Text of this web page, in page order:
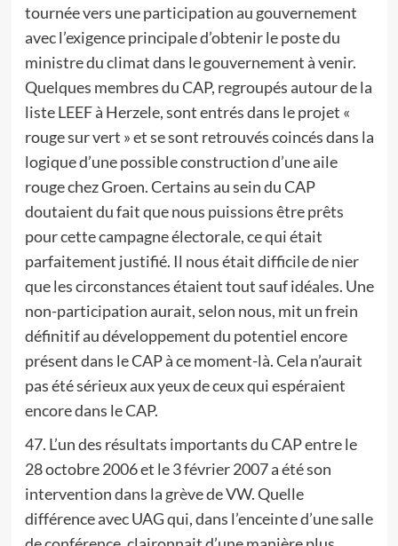
tournée vers une participation au gouvernement
avec l’exigence principale d’obtenir le poste du
ministre du climat dans le gouvernement à venir.
Quelques membres du CAP, regroupés autour de la
liste LEEF à Herzele, sont entrés dans le projet «
rouge sur vert » et se sont retrouvés coincés dans la
logique d’une possible construction d’une aile
rouge chez Groen. Certains au sein du CAP
doutaient du fait que nous puissions être prêts
pour cette campagne électorale, ce qui était
parfaitement justifié. Il nous était difficile de nier
que les circonstances étaient tout sauf idéales. Une
non-participation aurait, selon nous, mit un frein
définitif au développement du potentiel encore
présent dans le CAP à ce moment-là. Cela n’aurait
pas été sérieux aux yeux de ceux qui espéraient
encore dans le CAP.
47. L’un des résultats importants du CAP entre le
28 octobre 2006 et le 3 février 2007 a été son
intervention dans la grève de VW. Quelle
différence avec UAG qui, dans l’enceinte d’une salle